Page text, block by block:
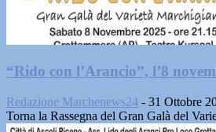
“Rido con l’Arancio”, l’8
Redazione Marchenews24 - 31 Ottobre
Torna la Rassegna del Gran Galà del